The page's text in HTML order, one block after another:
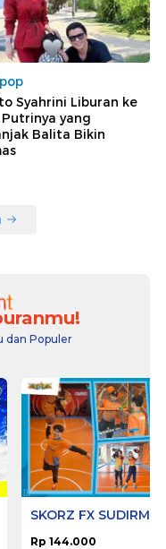
Syahrini Liburan ke
Putrinya yang
Balita Bikin
dan Populer
SKORZ FX
Rp 144.000